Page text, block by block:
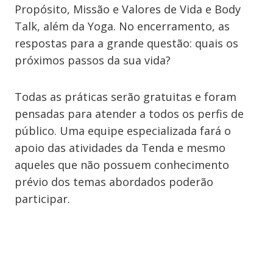
Propósito, Missão e Valores de Vida e Body
Talk, além da Yoga. No encerramento, as
respostas para a grande questão: quais os
próximos passos da sua vida?
Todas as práticas serão gratuitas e foram
pensadas para atender a todos os perfis de
público. Uma equipe especializada fará o
apoio das atividades da Tenda e mesmo
aqueles que não possuem conhecimento
prévio dos temas abordados poderão
participar.